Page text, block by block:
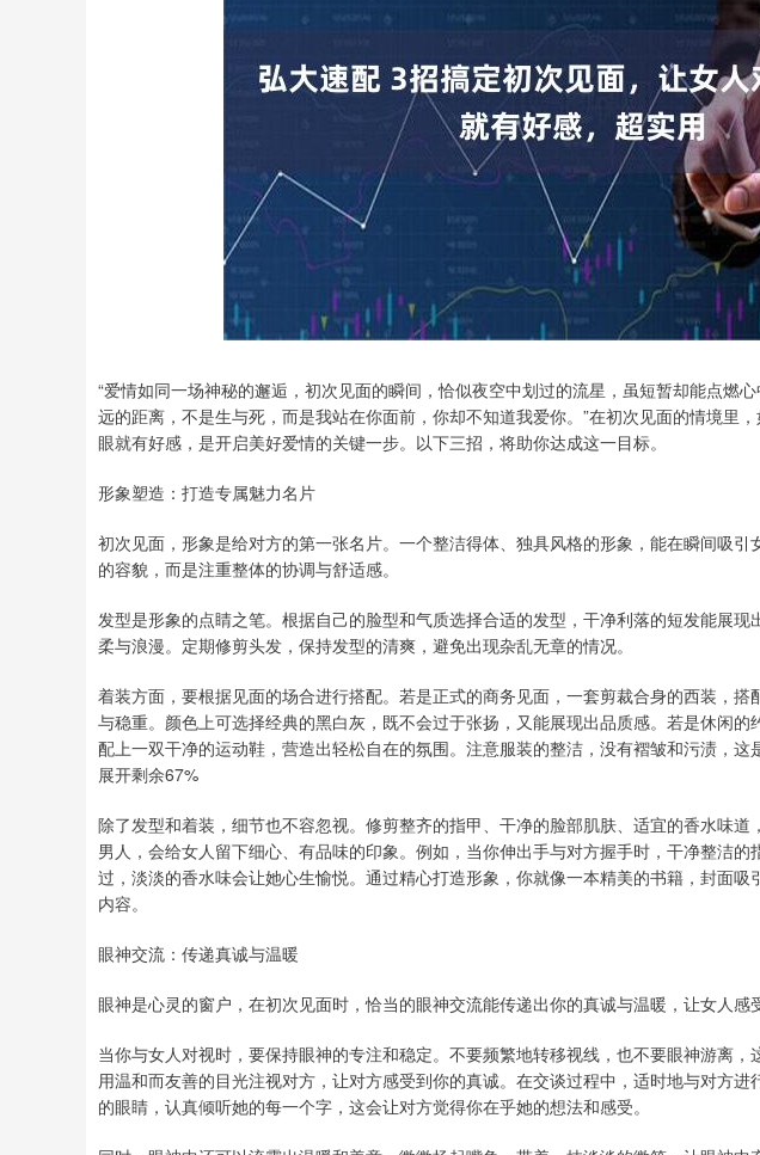
“爱情如同一场神秘的邂逅，初次见面的瞬间，恰似夜空中划过的流星，虽短暂却能点燃
远的距离，不是生与死，而是我站在你面前，你却不知道我爱你。”在初次见面的情境里
眼就有好感，是开启美好爱情的关键一步。以下三招，将助你达成这一目标。
形象塑造：打造专属魅力名片
初次见面，形象是给对方的第一张名片。一个整洁得体、独具风格的形象，能在瞬间吸
的容貌，而是注重整体的协调与舒适感。
发型是形象的点睛之笔。根据自己的脸型和气质选择合适的发型，干净利落的短发能展
柔与浪漫。定期修剪头发，保持发型的清爽，避免出现杂乱无章的情况。
着装方面，要根据见面的场合进行搭配。若是正式的商务见面，一套剪裁合身的西装，
与稳重。颜色上可选择经典的黑白灰，既不会过于张扬，又能展现出品质感。若是休闲
配上一双干净的运动鞋，营造出轻松自在的氛围。注意服装的整洁，没有褶皱和污渍，这
展开剩余67%
除了发型和着装，细节也不容忽视。修剪整齐的指甲、干净的脸部肌肤、适宜的香水味
男人，会给女人留下细心、有品味的印象。例如，当你伸出手与对方握手时，干净整洁
过，淡淡的香水味会让她心生愉悦。通过精心打造形象，你就像一本精美的书籍，封面
内容。
眼神交流：传递真诚与温暖
眼神是心灵的窗户，在初次见面时，恰当的眼神交流能传递出你的真诚与温暖，让女人感
当你与女人对视时，要保持眼神的专注和稳定。不要频繁地转移视线，也不要眼神游离，
用温和而友善的目光注视对方，让对方感受到你的真诚。在交谈过程中，适时地与对方
的眼睛，认真倾听她的每一个字，这会让对方觉得你在乎她的想法和感受。